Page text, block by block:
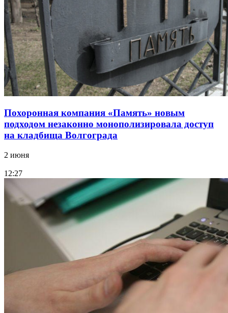
Похоронная компания «Память» новым
подходом незаконно монополизировала доступ
на кладбища Волгограда
2 июня
12:27